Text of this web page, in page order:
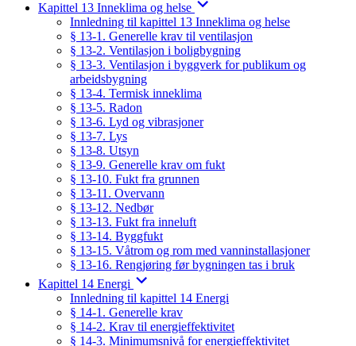
Kapittel 13 Inneklima og helse
Innledning til kapittel 13 Inneklima og helse
§ 13-1. Generelle krav til ventilasjon
§ 13-2. Ventilasjon i boligbygning
§ 13-3. Ventilasjon i byggverk for publikum og
arbeidsbygning
§ 13-4. Termisk inneklima
§ 13-5. Radon
§ 13-6. Lyd og vibrasjoner
§ 13-7. Lys
§ 13-8. Utsyn
§ 13-9. Generelle krav om fukt
§ 13-10. Fukt fra grunnen
§ 13-11. Overvann
§ 13-12. Nedbør
§ 13-13. Fukt fra inneluft
§ 13-14. Byggfukt
§ 13-15. Våtrom og rom med vanninstallasjoner
§ 13-16. Rengjøring før bygningen tas i bruk
Kapittel 14 Energi
Innledning til kapittel 14 Energi
§ 14-1. Generelle krav
§ 14-2. Krav til energieffektivitet
§ 14-3. Minimumsnivå for energieffektivitet